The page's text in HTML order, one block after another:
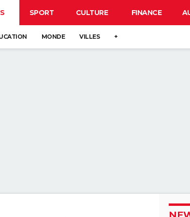
SPORT CULTURE FINANCE
MONDE VILLES +